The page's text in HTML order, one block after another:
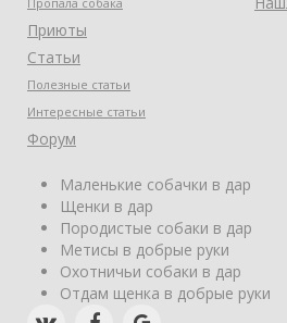
Приюты
Статьи
Полезные статьи
Интересные статьи
Форум
Маленькие собачки в дар
Щенки в дар
Породистые собаки в дар
Метисы в добрые руки
Охотничьи собаки в дар
Отдам щенка в добрые руки